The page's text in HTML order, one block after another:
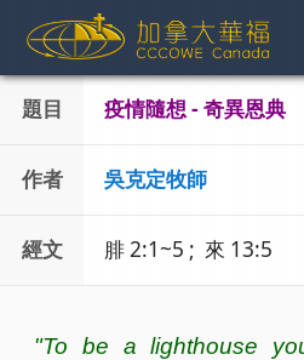
content
題目 疫情隨想 - 奇異恩典
作者 吳克定牧師
經文 腓 2:1~5 ; 來 13:5
"To be a lighthouse